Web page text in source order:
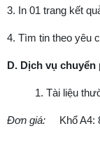
3. In 01 trang kết
4. Tìm tin theo yêu
D. Dịch vụ
1. Tài liệu
Đơn giá: Khổ A4:
Khổ A3: